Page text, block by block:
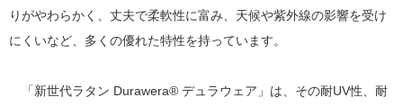
りがやわらかく、丈夫で柔軟性に富み、天候や紫外線の影響を受け
にくいなど、多くの優れた特性を持っています。
「新世代ラタン Durawera® デュラウェア」は、その耐UV性、耐